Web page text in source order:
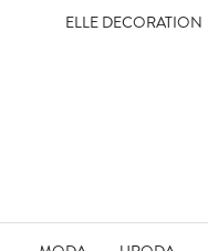
ELLE DECORATION